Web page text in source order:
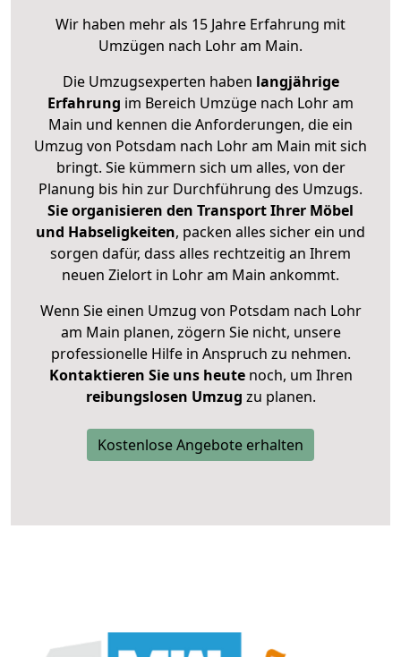
Wir haben mehr als 15 Jahre Erfahrung mit
Umzügen nach Lohr am Main.
Die Umzugsexperten haben langjährige
Erfahrung im Bereich Umzüge nach Lohr am
Main und kennen die Anforderungen, die ein
Umzug von Potsdam nach Lohr am Main mit sich
bringt. Sie kümmern sich um alles, von der
Planung bis hin zur Durchführung des Umzugs.
Sie organisieren den Transport Ihrer Möbel
und Habseligkeiten, packen alles sicher ein und
sorgen dafür, dass alles rechtzeitig an Ihrem
neuen Zielort in Lohr am Main ankommt.
Wenn Sie einen Umzug von Potsdam nach Lohr
am Main planen, zögern Sie nicht, unsere
professionelle Hilfe in Anspruch zu nehmen.
Kontaktieren Sie uns heutenoch, um Ihren
reibungslosen Umzug zu planen.
Kostenlose Angebote erhalten